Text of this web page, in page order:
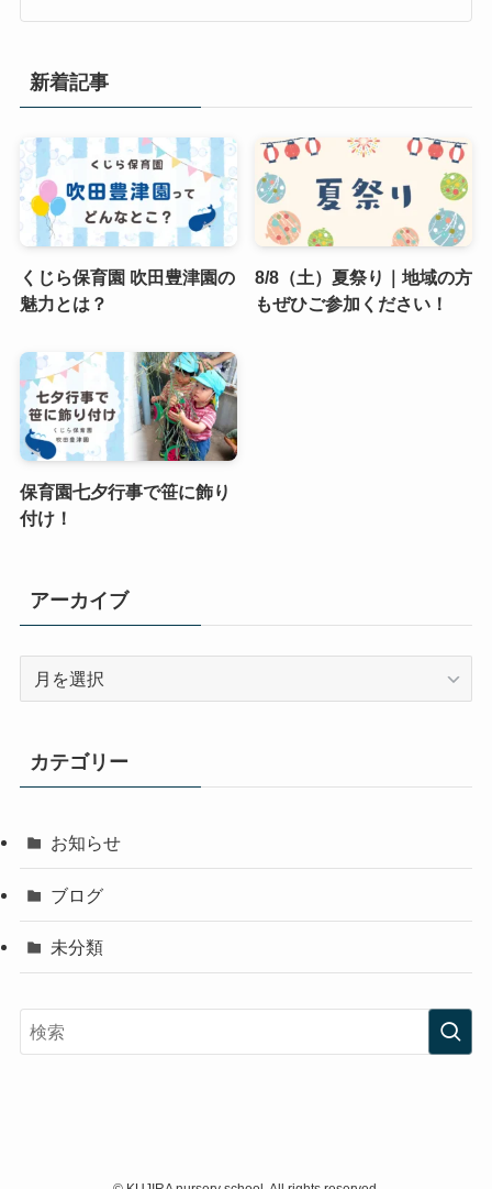
新着記事
くじら保育園 吹田豊津園の
魅力とは？
8/8（土）夏祭り｜地域の方
もぜひご参加ください！
保育園七夕行事で笹に飾り
付け！
アーカイブ
ブ
カテゴリー
お知らせ
ブログ
未分類